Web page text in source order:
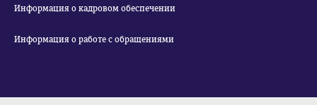
Информация о кадровом обеспечении
Информация о работе с обращениями